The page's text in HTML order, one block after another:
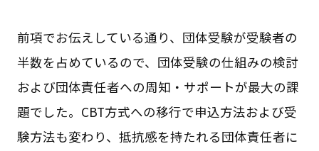
前項でお伝えしている通り、団体受験が受験者の
半数を占めているので、団体受験の仕組みの検討
および団体責任者への周知・サポートが最大の課
題でした。CBT方式への移行で申込方法および受
験方法も変わり、抵抗感を持たれる団体責任者に